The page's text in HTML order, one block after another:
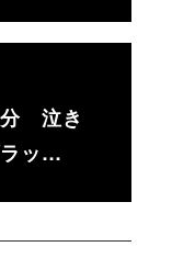
分 泣き
ッ…